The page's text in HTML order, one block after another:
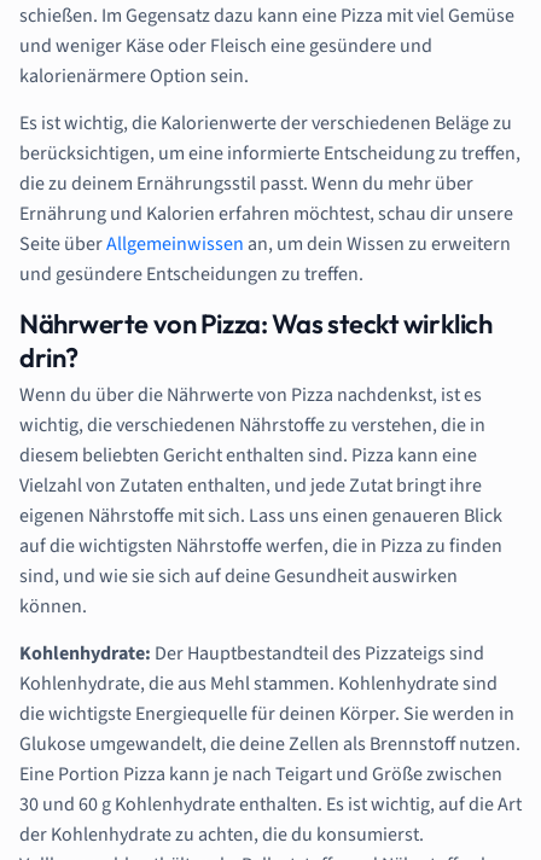
schießen. Im Gegensatz dazu kann eine Pizza mit viel Gemüse
und weniger Käse oder Fleisch eine gesündere und
kalorienärmere Option sein.
Es ist wichtig, die Kalorienwerte der verschiedenen Beläge zu
berücksichtigen, um eine informierte Entscheidung zu treffen,
die zu deinem Ernährungsstil passt. Wenn du mehr über
Ernährung und Kalorien erfahren möchtest, schau dir unsere
Seite überAllgemeinwissen an, um dein Wissen zu erweitern
und gesündere Entscheidungen zu treffen.
Nährwerte von Pizza: Was steckt wirklich
drin?
Wenn du über die Nährwerte von Pizza nachdenkst, ist es
wichtig, die verschiedenen Nährstoffe zu verstehen, die in
diesem beliebten Gericht enthalten sind. Pizza kann eine
Vielzahl von Zutaten enthalten, und jede Zutat bringt ihre
eigenen Nährstoffe mit sich. Lass uns einen genaueren Blick
auf die wichtigsten Nährstoffe werfen, die in Pizza zu finden
sind, und wie sie sich auf deine Gesundheit auswirken
können.
Kohlenhydrate: Der Hauptbestandteil des Pizzateigs sind
Kohlenhydrate, die aus Mehl stammen. Kohlenhydrate sind
die wichtigste Energiequelle für deinen Körper. Sie werden in
Glukose umgewandelt, die deine Zellen als Brennstoff nutzen.
Eine Portion Pizza kann je nach Teigart und Größe zwischen
30 und 60 g Kohlenhydrate enthalten. Es ist wichtig, auf die Art
der Kohlenhydrate zu achten, die du konsumierst.